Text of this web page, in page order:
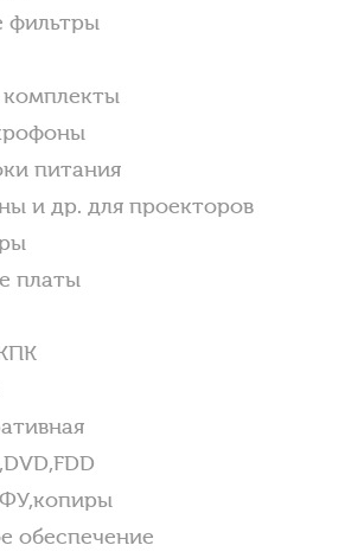
фильтры
питания
и др. для проекторов
платы
обеспечение